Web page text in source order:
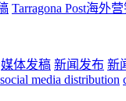
Tarragona Post海外
媒体发稿 新闻发布 新
social media distribution